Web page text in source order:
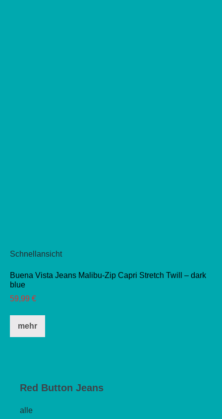
Schnellansicht
Buena Vista Jeans Malibu-Zip Capri Stretch Twill – dark
blue
59,99 €
mehr
Dieses
auf.
Red Button Jeans
alle